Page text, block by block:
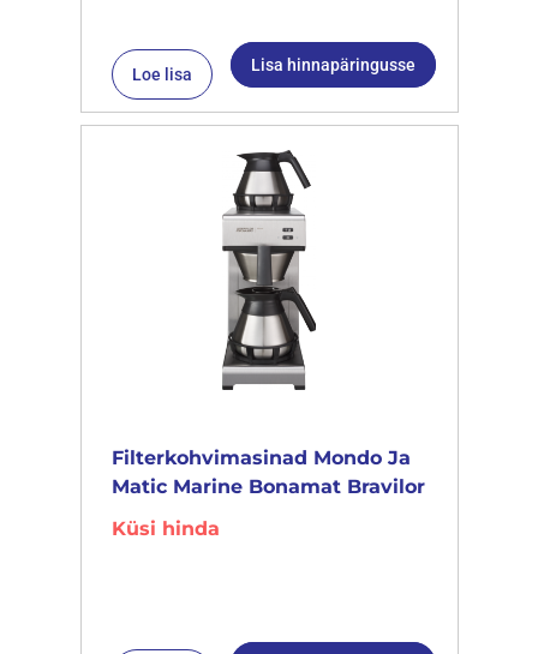
Loe lisa Lisa hinnapäringusse
Filterkohvimasinad Mondo Ja
Matic Marine Bonamat Bravilor
Küsi hinda